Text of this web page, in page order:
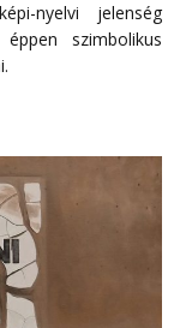
nyelvi jelenség
szimbolikus